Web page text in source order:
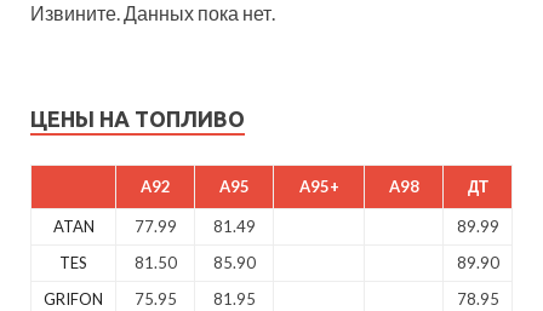
Извините. Данных пока нет.
ЦЕНЫ НА ТОПЛИВО
A92 A95 A95+ A98 ДТ
ATAN 77.99 81.49
89.99
TES
81.50 85.90
89.90
GRIFON
75.95 81.95 78.95